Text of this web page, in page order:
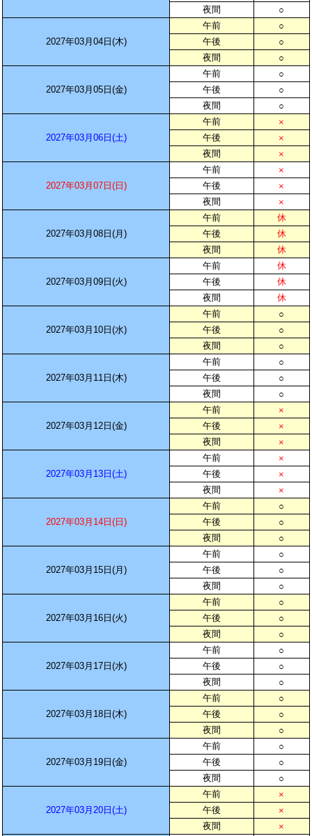
夜間
○
2027年03月04日(木)
午前
○
午後
○
夜間
○
2027年03月05日(金)
午前
○
午後
○
夜間
○
2027年03月06日(土)
午前
×
午後
×
夜間
×
2027年03月07日(日)
午前
×
午後
×
夜間
×
2027年03月08日(月)
午前
休
午後
休
夜間
休
2027年03月09日(火)
午前
休
午後
休
夜間
休
2027年03月10日(水)
午前
○
午後
○
夜間
○
2027年03月11日(木)
午前
○
午後
○
夜間
○
2027年03月12日(金)
午前
×
午後
×
夜間
×
2027年03月13日(土)
午前
×
午後
×
夜間
×
2027年03月14日(日)
午前
○
午後
○
夜間
○
2027年03月15日(月)
午前
○
午後
○
夜間
○
2027年03月16日(火)
午前
○
午後
○
夜間
○
2027年03月17日(水)
午前
○
午後
○
夜間
○
2027年03月18日(木)
午前
○
午後
○
夜間
○
2027年03月19日(金)
午前
○
午後
○
夜間
○
2027年03月20日(土)
午前
×
午後
×
夜間
×